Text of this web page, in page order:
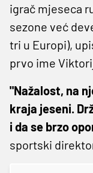
igrač mjeseca
sezone već
tri u Europi),
prvo ime
"Nažalost, na
kraja jeseni.
i da se brzo
sportski